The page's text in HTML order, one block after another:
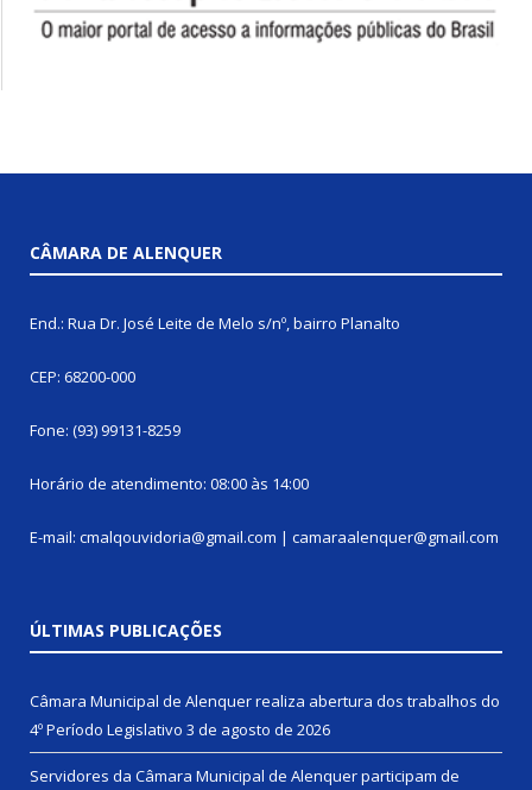
CÂMARA DE ALENQUER
End.: Rua Dr. José Leite de Melo s/nº, bairro Planalto
CEP: 68200-000
Fone: (93) 99131-8259
Horário de atendimento: 08:00 às 14:00
E-mail: cmalqouvidoria@gmail.com | camaraalenquer@gmail.com
ÚLTIMAS PUBLICAÇÕES
Câmara Municipal de Alenquer realiza abertura dos trabalhos do
4º Período Legislativo 3 de agosto de 2026
Servidores da Câmara Municipal de Alenquer participam de